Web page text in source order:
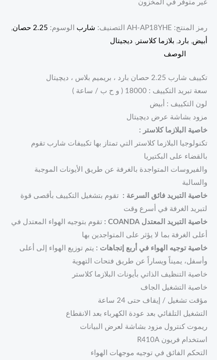
غير متوفر في المخزون
رمز المنتج: AH-AP18YHE التصنيف: شارب الوسوم: 2.25 حصان
,
أبيض, بارد, بلازما كلاستر , ديجيتال
الوصف
تكييف شارب 2.25 حصان بارد ، بريميم بلاس ، ديچيتال
سعة تبريد التكييف : 18000 ( و ح ب / ساعة )
لون التكييف : أبيض
مزود بشاشة عرض ديچيتال
خاصية البلازما كلاستر :
تكنولوجيا البلازما كلاستر التي تمتاز بها تكييفات شارب تقوم
بالقضاء على البكتيريا
والفيروسات المتواجدة بالغرفة عن طريق الأيونات الموجبة
والسالبة
خاصية التبريد فائق السرعة : تقوم بتشغيل التكييف بأقصى قوة
لتبريد الغرفة في أسرع وقت
خاصية التبريد المعتدل COANDA :
تقوم بتوجيه الهواء المعتدل في
أعلى الغرفة بما لا يؤثر على المتواجدين بها
خاصية توجيه الهواء في أربع إتجاهات : يتم توزيع الهواء إلى أعلى
وأسفل، يميناً ويساراً عن طريق فتحات التهوية
خاصية التنظيف الذاتي بأيونات البلازما كلاستر
خاصية التشغيل الجاف
مؤقت تشغيل / إيقاف حتى 24 ساعة
التشغيل التلقائي بعد عودة الكهرباء بعد الانقطاع
ريموت كنترول مزود بشاشة لعرض البيانات
استخدام فريون R410A
التحكم الفائق في توجيه موجهات الهواء